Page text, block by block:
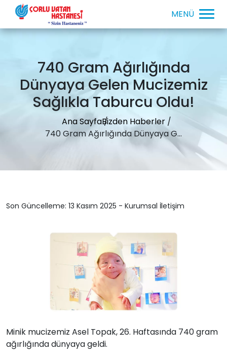
740 Gram Ağırlığında
Dünyaya Gelen Mucizemiz
Sağlıkla Taburcu Oldu!
Ana SayfaBizden Haberler
740 Gram Ağırlığında Dünyaya G...
Son Güncelleme: 13 Kasım 2025 - Kurumsal İletişim
Minik mucizemiz Asel Topak, 26. Haftasında 740 gram
ağırlığında dünyaya geldi.